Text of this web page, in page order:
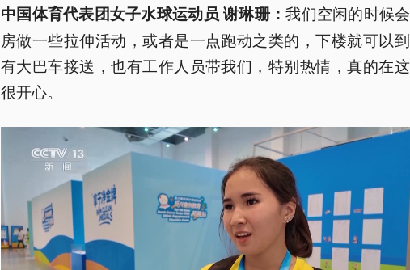
中国体育代表团女子水球运动员 谢琳珊：我们空闲的时候
房做一些拉伸活动，或者是一点跑动之类的，下楼就可以
有大巴车接送，也有工作人员带我们，特别热情，真的在
很开心。